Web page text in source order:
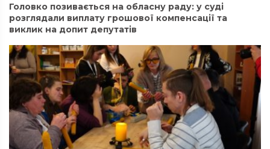
Головко позивається на обласну раду: у суді
розглядали виплату грошової компенсації та
виклик на допит депутатів